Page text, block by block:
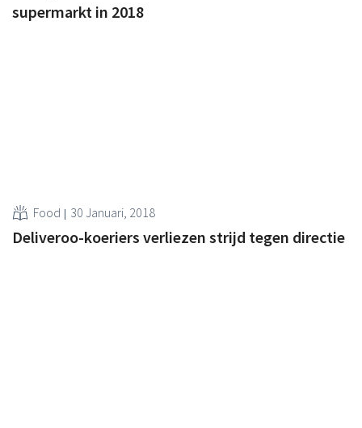
supermarkt in 2018
Food 30 Januari, 2018
Deliveroo-koeriers verliezen strijd tegen directie